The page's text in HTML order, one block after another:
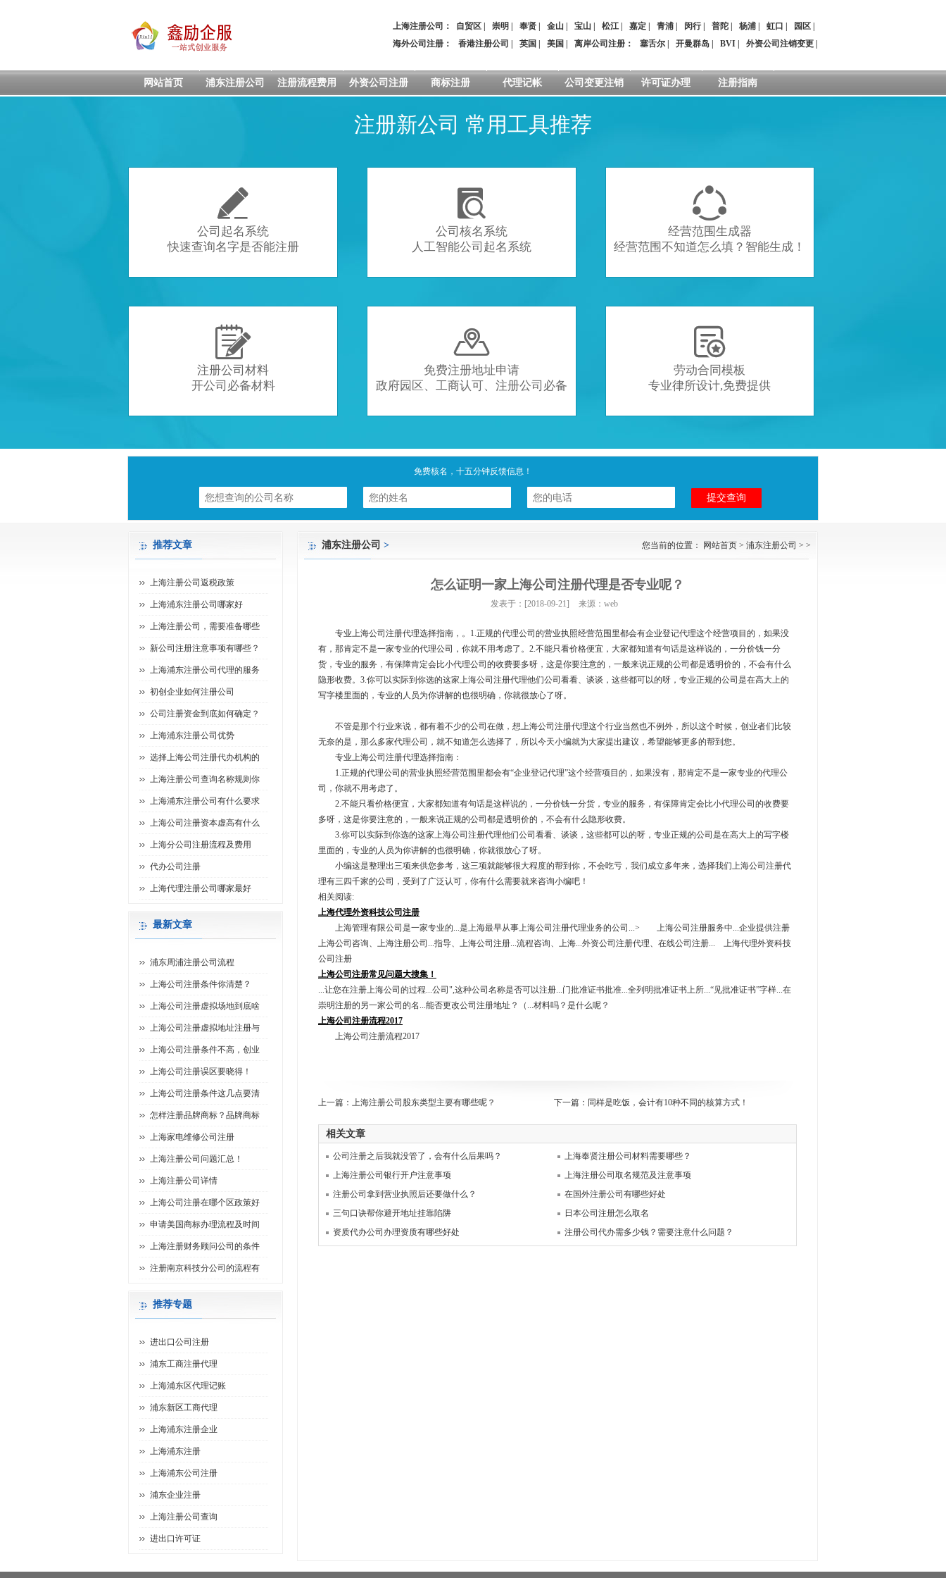
上海注册公司： 自贸区 崇明 奉贤 金山 宝山 松江 嘉定 青浦 闵行| 普陀 杨浦 虹口 园区
海外公司注册：
香港注册公司 英国 美国 离岸公司注册 ： 塞舌尔 开曼群岛 BVI 外资公司注销变更
网站首页 浦东注册公司 注册流程费用 外资公司注册 商标注册 代理记帐 公司变更注销 许可证办理 注册指南
注册新公司 常用工具推荐

公司起名系统
快速查询名字是否能注册

公司核名系统
人工智能公司起名系统

经营范围生成器
经营范围不知道怎么填？智能生成！

注册公司材料
开公司必备材料

免费注册地址申请
政府园区、工商认可、注册公司必备

劳动合同模板
专业律所设计,免费提供
免费核名，十五分钟反馈信息！
浦东注册公司 > 您当前的位置： 网站首页 > 浦东注册公司 > >
怎么证明一家上海公司注册代理是否专业呢？
发表于：[2018-09-21] 来源：web
专业上海公司注册代理选择指南，。1.正规的代理公司的营业执照经营范围里都会有企业登记代理这个经营项目的，如果没
有，那肯定不是一家专业的代理公司，你就不用考虑了。2.不能只看价格便宜，大家都知道有句话是这样说的，一分价钱一分
货，专业的服务，有保障肯定会比小代理公司的收费要多呀，这是你要注意的，一般来说正规的公司都是透明价的，不会有什么
隐形收费。3.你可以实际到你选的这家上海公司注册代理他们公司看看、谈谈，这些都可以的呀，专业正规的公司是在高大上的
写字楼里面的，专业的人员为你讲解的也很明确，你就很放心了呀。
不管是那个行业来说，都有着不少的公司在做，想上海公司注册代理这个行业当然也不例外，所以这个时候，创业者们比较
无奈的是，那么多家代理公司，就不知道怎么选择了，所以今天小编就为大家提出建议，希望能够更多的帮到您。
专业上海公司注册代理选择指南：
1.正规的代理公司的营业执照经营范围里都会有“企业登记代理”这个经营项目的，如果没有，那肯定不是一家专业的代理公
司，你就不用考虑了。
2.不能只看价格便宜，大家都知道有句话是这样说的，一分价钱一分货，专业的服务，有保障肯定会比小代理公司的收费要
多呀，这是你要注意的，一般来说正规的公司都是透明价的，不会有什么隐形收费。
3.你可以实际到你选的这家上海公司注册代理他们公司看看、谈谈，这些都可以的呀，专业正规的公司是在高大上的写字楼
里面的，专业的人员为你讲解的也很明确，你就很放心了呀。
小编这是整理出三项来供您参考，这三项就能够很大程度的帮到你，不会吃亏，我们成立多年来，选择我们上海公司注册代
理有三四千家的公司，受到了广泛认可，你有什么需要就来咨询小编吧！
相关阅读:
上海代理外资科技公司注册
上海管理有限公司是一家专业的...是上海最早从事上海公司注册代理业务的公司...> 上海公司注册服务中...企业提供注册
上海公司咨询、上海注册公司...指导、上海公司注册...流程咨询、上海...外资公司注册代理、在线公司注册... 上海代理外资科技
公司注册
上海公司注册常见问题大搜集！
...让您在注册上海公司的过程...公司",这种公司名称是否可以注册...门批准证书批准...全列明批准证书上所...“见批准证书”字样...在
崇明注册的另一家公司的名...能否更改公司注册地址？（...材料吗？是什么呢？
上海公司注册流程2017
上海公司注册流程2017
上一篇： 上海注册公司股东类型主要有哪些呢？ 下一篇： 同样是吃饭，会计有10种不同的核算方式！
相关文章
公司注册之后我就没管了，会有什么后果吗？
上海奉贤注册公司材料需要哪些？
上海注册公司银行开户注意事项
上海注册公司取名规范及注意事项
注册公司拿到营业执照后还要做什么？
在国外注册公司有哪些好处
三句口诀帮你避开地址挂靠陷阱
日本公司注册怎么取名
资质代办公司办理资质有哪些好处
注册公司代办需多少钱？需要注意什么问题？
推荐文章
上海注册公司返税政策
上海浦东注册公司哪家好
上海注册公司，需要准备哪些
新公司注册注意事项有哪些？
上海浦东注册公司代理的服务
初创企业如何注册公司
公司注册资金到底如何确定？
上海浦东注册公司优势
选择上海公司注册代办机构的
上海注册公司查询名称规则你
上海浦东注册公司有什么要求
上海公司注册资本虚高有什么
上海分公司注册流程及费用
代办公司注册
上海代理注册公司哪家最好
最新文章
浦东周浦注册公司流程
上海公司注册条件你清楚？
上海公司注册虚拟场地到底啥
上海公司注册虚拟地址注册与
上海公司注册条件不高，创业
上海公司注册误区要晓得！
上海公司注册条件这几点要清
怎样注册品牌商标？品牌商标
上海家电维修公司注册
上海注册公司问题汇总！
上海注册公司详情
上海公司注册在哪个区政策好
申请美国商标办理流程及时间
上海注册财务顾问公司的条件
注册南京科技分公司的流程有
推荐专题
进出口公司注册
浦东工商注册代理
上海浦东区代理记账
浦东新区工商代理
上海浦东注册企业
上海浦东注册
上海浦东公司注册
浦东企业注册
上海注册公司查询
进出口许可证